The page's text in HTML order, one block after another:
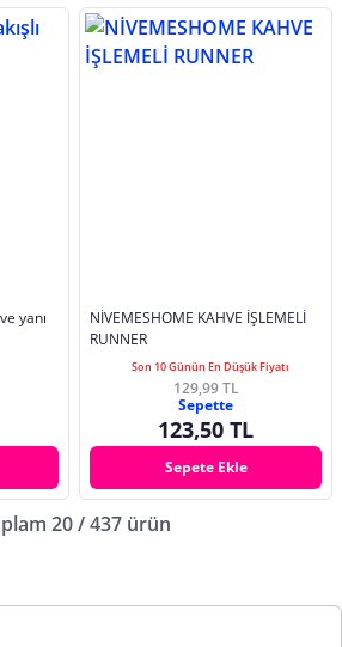
yanı
NİVEMESHOME KAHVE İŞLEMELİ
RUNNER
Son 10 Günün En Düşük Fiyatı
129,99 TL
Sepette
123,50 TL
Sepete Ekle
20 / 437 ürün